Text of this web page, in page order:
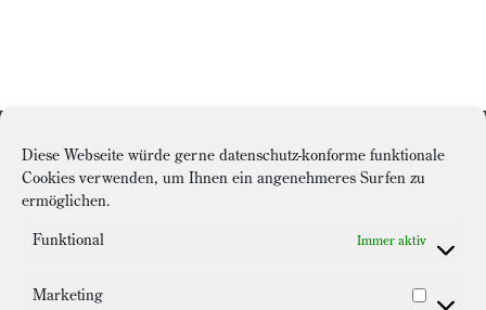
Diese Webseite würde gerne datenschutz-konforme funktionale
Cookies verwenden, um Ihnen ein angenehmeres Surfen zu
ermöglichen.
Funktional
Immer aktiv
Marketing
BK Fliesen GmbH
Sitz der Gesellschaft:
An krummen Auwer 10
59939 Olsberg
Kontakt: